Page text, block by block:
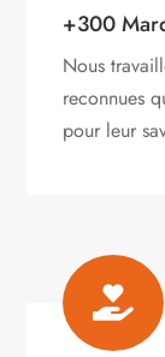
+300
Nous
reconnues
pour leur
